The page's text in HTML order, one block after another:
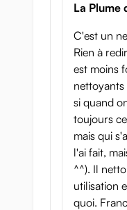
La Plume
C'est un
Rien à
est moins
nettoyants
si quand
toujours
mais qui
l'ai fait,
^^). Il
utilisation
quoi.